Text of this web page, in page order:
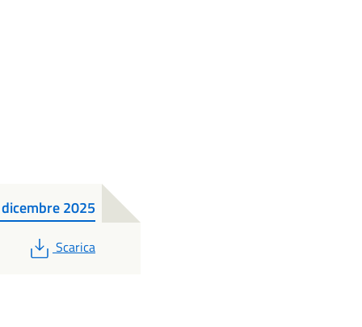
2025
PDF
Scarica